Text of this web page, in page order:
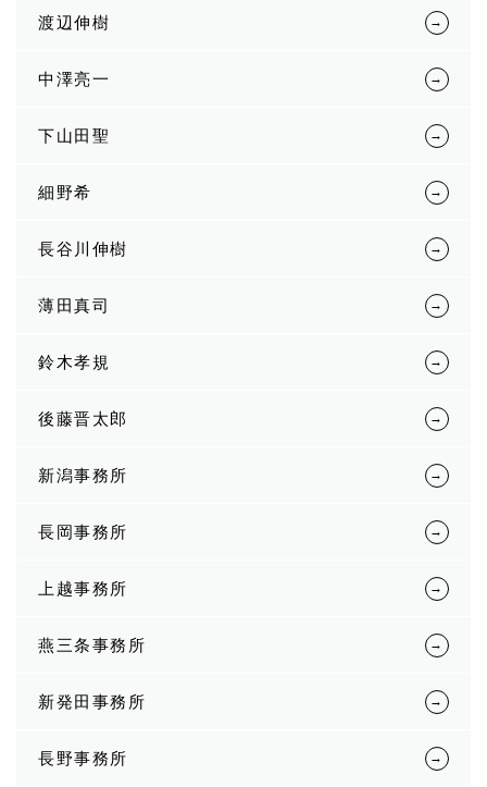
渡辺伸樹
中澤亮一
下山田聖
細野希
長谷川伸樹
薄田真司
鈴木孝規
後藤晋太郎
新潟事務所
長岡事務所
上越事務所
燕三条事務所
新発田事務所
長野事務所